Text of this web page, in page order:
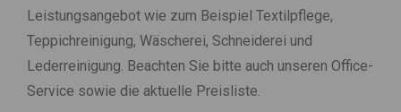
Leistungsangebot wie zum Beispiel Textilpflege,
Teppichreinigung, Wäscherei, Schneiderei und
Lederreinigung. Beachten Sie bitte auch unseren Office-
Service sowie die aktuelle Preisliste.